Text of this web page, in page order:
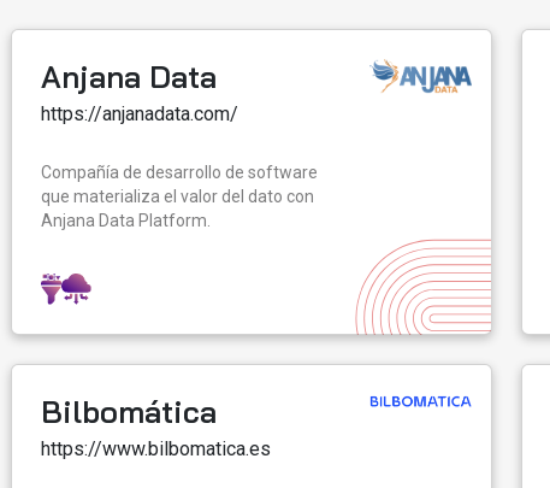
Anjana Data
https://anjanadata.com/
Compañía de desarrollo de software
que materializa el valor del dato con
Anjana Data Platform.
Bilbomática
https://www.bilbomatica.es